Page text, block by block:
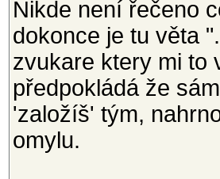
Nikde není řečeno
dokonce je tu věta
zvukare ktery mi to
předpokládá že
'založíš' tým,
omylu.